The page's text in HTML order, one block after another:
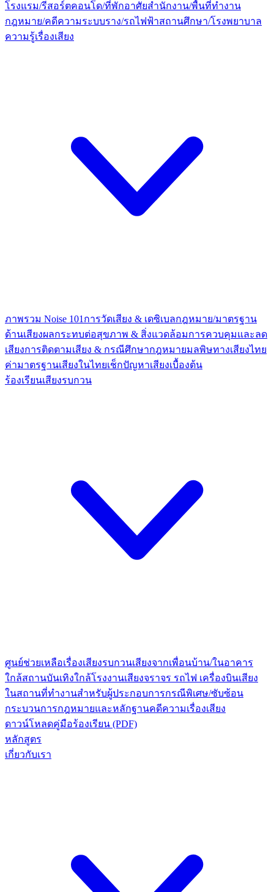
โรงแรม/รีสอร์ตคอนโด/ที่พักอาศัยสำนักงาน/พื้นที่ทำงาน
กฎหมาย/คดีความระบบราง/รถไฟฟ้าสถานศึกษา/โรงพยาบาล
ความรู้เรื่องเสียง
ภาพรวม Noise 101 การวัดเสียง & เดซิเบลกฎหมาย/มาตรฐาน
ด้านเสียงผลกระทบต่อสุขภาพ & สิ่งแวดล้อมการควบคุมและลด
เสียงการติดตามเสียง & กรณีศึกษากฎหมายมลพิษทางเสียงไทย
ค่ามาตรฐานเสียงในไทยเช็กปัญหาเสียงเบื้องต้น
ร้องเรียนเสียงรบกวน
ศูนย์ช่วยเหลือเรื่องเสียงรบกวนเสียงจากเพื่อนบ้าน/ในอาคาร
ใกล้สถานบันเทิงใกล้โรงงานเสียงจราจร รถไฟ เครื่องบินเสียง
ในสถานที่ทำงานสำหรับผู้ประกอบการกรณีพิเศษ/ซับซ้อน
กระบวนการกฎหมายและหลักฐานคดีความเรื่องเสียง
ดาวน์โหลดคู่มือร้องเรียน (PDF)
หลักสูตร
เกี่ยวกับเรา